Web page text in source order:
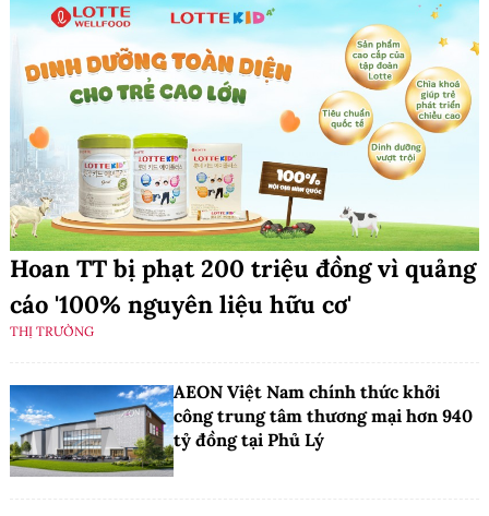
Hoan TT bị phạt 200 triệu đồng vì quảng
cáo '100% nguyên liệu hữu cơ'
THỊ TRƯỜNG
AEON Việt Nam chính thức khởi
công trung tâm thương mại hơn 940
tỷ đồng tại Phủ Lý